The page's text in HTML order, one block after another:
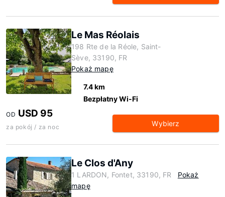
Le Mas Réolais
198 Rte de la Réole, Saint-
Sève, 33190, FR
Pokaż mapę
7.4 km
Bezpłatny Wi-Fi
OD USD 95
za pokój / za noc Wybierz
Le Clos d'Any
1 LARDON, Fontet, 33190, FR
Pokaż
mapę